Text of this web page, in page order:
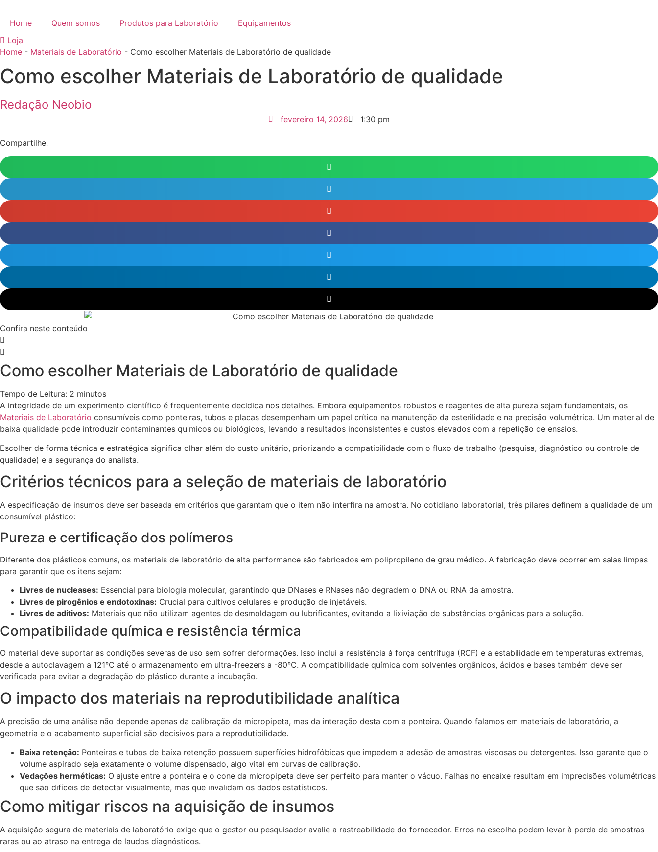
conteúdo
Home Quem somos Produtos para Laboratório
Equipamentos
Loja
Home - Materiais de Laboratório - Como escolher Materiais de Laboratório de qualidade
Como escolher Materiais de Laboratório de qualidade
Redação Neobio
fevereiro 14, 2026
1:30 pm
Compartilhe:
Confira neste conteúdo
Como escolher Materiais de Laboratório de qualidade
Tempo de Leitura: 2 minutos
A integridade de um experimento científico é frequentemente decidida nos detalhes. Embora equipamentos robustos e reagentes de alta pureza sejam fundamentais, os
Materiais de Laboratório consumíveis como ponteiras, tubos e placas desempenham um papel crítico na manutenção da esterilidade e na precisão volumétrica. Um material de
baixa qualidade pode introduzir contaminantes químicos ou biológicos, levando a resultados inconsistentes e custos elevados com a repetição de ensaios.
Escolher de forma técnica e estratégica significa olhar além do custo unitário, priorizando a compatibilidade com o fluxo de trabalho (pesquisa, diagnóstico ou controle de
qualidade) e a segurança do analista.
Critérios técnicos para a seleção de materiais de laboratório
A especificação de insumos deve ser baseada em critérios que garantam que o item não interfira na amostra. No cotidiano laboratorial, três pilares definem a qualidade de um
consumível plástico:
Pureza e certificação dos polímeros
Diferente dos plásticos comuns, os materiais de laboratório de alta performance são fabricados em polipropileno de grau médico. A fabricação deve ocorrer em salas limpas
para garantir que os itens sejam:
Livres de nucleases: Essencial para biologia molecular, garantindo que DNases e RNases não degradem o DNA ou RNA da amostra.
Livres de pirogênios e endotoxinas: Crucial para cultivos celulares e produção de injetáveis.
Livres de aditivos: Materiais que não utilizam agentes de desmoldagem ou lubrificantes, evitando a lixiviação de substâncias orgânicas para a solução.
Compatibilidade química e resistência térmica
O material deve suportar as condições severas de uso sem sofrer deformações. Isso inclui a resistência à força centrífuga (RCF) e a estabilidade em temperaturas extremas,
desde a autoclavagem a 121°C até o armazenamento em ultra-freezers a -80°C. A compatibilidade química com solventes orgânicos, ácidos e bases também deve ser
verificada para evitar a degradação do plástico durante a incubação.
O impacto dos materiais na reprodutibilidade analítica
A precisão de uma análise não depende apenas da calibração da micropipeta, mas da interação desta com a ponteira. Quando falamos em materiais de laboratório, a
geometria e o acabamento superficial são decisivos para a reprodutibilidade.
Baixa retenção: Ponteiras e tubos de baixa retenção possuem superfícies hidrofóbicas que impedem a adesão de amostras viscosas ou detergentes. Isso garante que o
volume aspirado seja exatamente o volume dispensado, algo vital em curvas de calibração.
Vedações herméticas: O ajuste entre a ponteira e o cone da micropipeta deve ser perfeito para manter o vácuo. Falhas no encaixe resultam em imprecisões volumétricas
que são difíceis de detectar visualmente, mas que invalidam os dados estatísticos.
Como mitigar riscos na aquisição de insumos
A aquisição segura de materiais de laboratório exige que o gestor ou pesquisador avalie a rastreabilidade do fornecedor. Erros na escolha podem levar à perda de amostras
raras ou ao atraso na entrega de laudos diagnósticos.